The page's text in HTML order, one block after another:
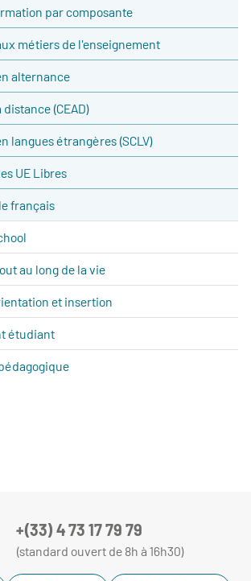
par composante
métiers de l'enseignement
alternance
(CEAD)
langues étrangères (SCLV)
UE Libres
français
au long de la vie
et insertion
étudiant
+(33) 4 73 17 79 79
(standard ouvert de 8h à 16h30)